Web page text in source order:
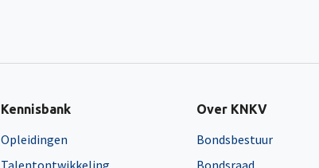
Kennisbank
Opleidingen
Talentontwikkeling
Over KNKV
Bondsbestuur
Bondsraad